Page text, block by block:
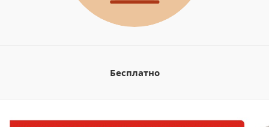
Бесплатно